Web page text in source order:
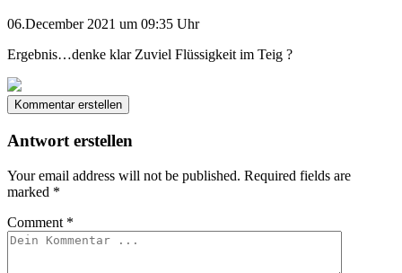
06.December 2021 um 09:35 Uhr
Ergebnis…denke klar Zuviel Flüssigkeit im Teig ?
Kommentar erstellen
Antwort erstellen
Your email address will not be published. Required fields are
marked *
Comment *